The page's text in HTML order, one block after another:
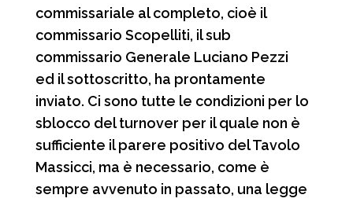
commissariale al completo, cioè il
commissario Scopelliti, il sub
commissario Generale Luciano Pezzi
ed il sottoscritto, ha prontamente
inviato. Ci sono tutte le condizioni per lo
sblocco del turnover per il quale non è
sufficiente il parere positivo del Tavolo
Massicci, ma è necessario, come è
sempre avvenuto in passato, una legge